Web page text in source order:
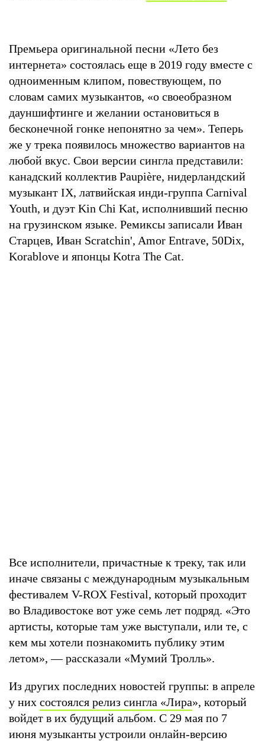
Премьера оригинальной песни «Лето без
интернета» состоялась еще в 2019 году вместе с
одноименным клипом, повествующем, по
словам самих музыкантов, «о своеобразном
дауншифтинге и желании остановиться в
бесконечной гонке непонятно за чем». Теперь
же у трека появилось множество вариантов на
любой вкус. Свои версии сингла представили:
канадский коллектив Paupière, нидерландский
музыкант IX, латвийская инди-группа Carnival
Youth, и дуэт Kin Chi Kat, исполнивший песню
на грузинском языке. Ремиксы записали Иван
Старцев, Иван Scratchin', Amor Entrave, 50Dix,
Korablove и японцы Kotra The Cat.
Все исполнители, причастные к треку, так или
иначе связаны с международным музыкальным
фестивалем V-ROX Festival, который проходит
во Владивостоке вот уже семь лет подряд. «Это
артисты, которые там уже выступали, или те, с
кем мы хотели познакомить публику этим
летом», — рассказали «Мумий Тролль».
Из других последних новостей группы: в апреле
у них состоялся релиз сингла «Лира», который
войдет в их будущий альбом. С 29 мая по 7
июня музыканты устроили онлайн-версию